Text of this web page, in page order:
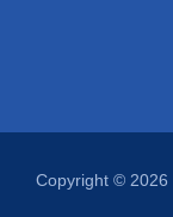
Copyright © 2026